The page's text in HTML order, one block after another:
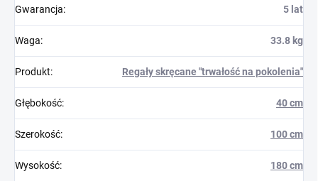
Gwarancja: 5 lat
Waga: 33.8 kg
Produkt: Regały skręcane "trwałość na pokolenia"
Głębokość: 40 cm
Szerokość: 100 cm
Wysokość: 180 cm